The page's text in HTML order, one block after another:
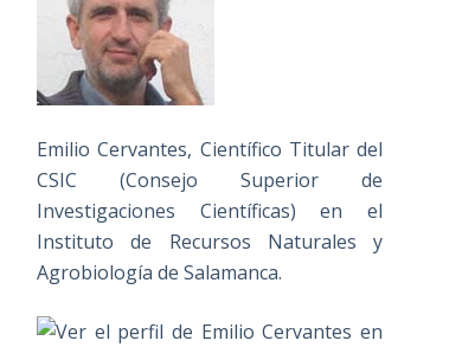
Emilio Cervantes, Científico Titular del
CSIC (Consejo Superior de
Investigaciones Científicas) en el
Instituto de Recursos Naturales y
Agrobiología de Salamanca.